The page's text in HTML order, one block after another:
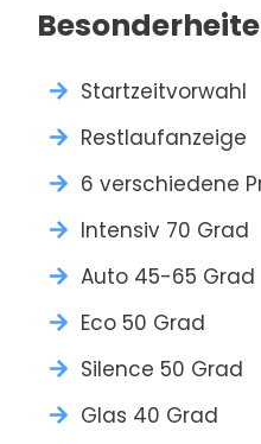
Startzeitvorwahl
Restlaufanzeige
6 verschiedene
Intensiv 70 Grad
Auto 45-65 Grad
Eco 50 Grad
Silence 50 Grad
Glas 40 Grad